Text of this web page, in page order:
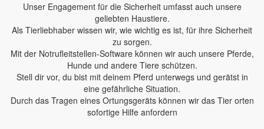
Unser Engagement für die Sicherheit umfasst auch unsere
geliebten Haustiere.
Als Tierliebhaber wissen wir, wie wichtig es ist, für ihre Sicherheit
zu sorgen.
Mit der Notrufleitstellen-Software können wir auch unsere Pferde,
Hunde und andere Tiere schützen.
Stell dir vor, du bist mit deinem Pferd unterwegs und gerätst in
eine gefährliche Situation.
Durch das Tragen eines Ortungsgeräts können wir das Tier orten
sofortige Hilfe anfordern